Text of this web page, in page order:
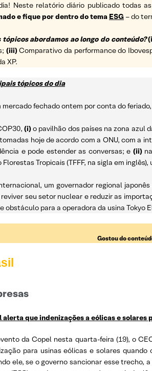
Neste relatório diário publicado todas
e fique por dentro do tema ESG – do
tópicos abordamos ao longo do conteúdo?
(iii)Comparativo da performance do
XP.
tópicos do dia
mercado fechado ontem por conta do
(i)o pavilhão dos países na zona azul
hoje de acordo com a ONU, com a
e pode estender as conversas; e (ii)
Florestas Tropicais (TFFF, na sigla em
um governador regional
seu setor nuclear e reduzir as
obstáculo para a operadora da usina Tokyo
Gostou do
alerta que indenizações a eólicas e
da Copel nesta quarta-feira (19), o
para usinas eólicas e solares
ele, se o governo sancionar esse trecho,